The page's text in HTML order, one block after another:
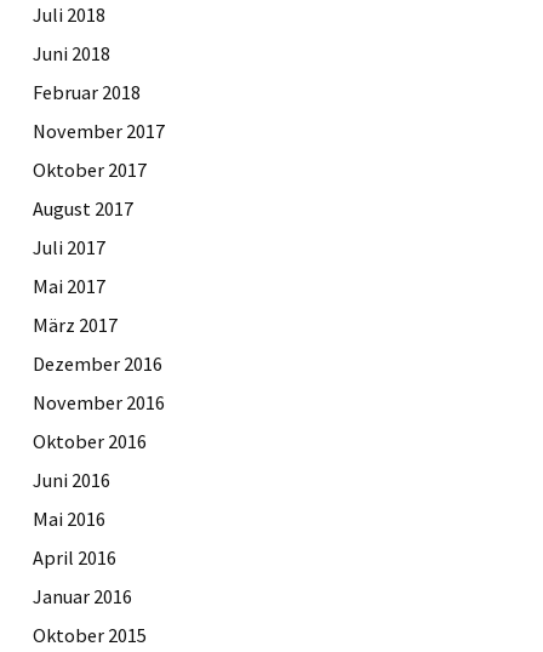
Juli 2018
Juni 2018
Februar 2018
November 2017
Oktober 2017
August 2017
Juli 2017
Mai 2017
März 2017
Dezember 2016
November 2016
Oktober 2016
Juni 2016
Mai 2016
April 2016
Januar 2016
Oktober 2015